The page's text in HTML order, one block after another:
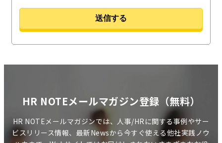
HR NOTEメールマガジン登録（無料）
HR NOTEメールマガジンでは、人事/HRに関する事例やサー
ビスリリース情報、最新Newsから今すぐ使える他社実践ノウ